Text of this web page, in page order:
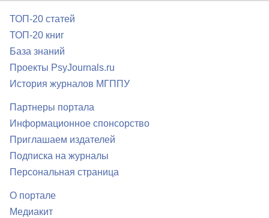
ТОП-20 статей
ТОП-20 книг
База знаний
Проекты PsyJournals.ru
История журналов МГППУ
Партнеры портала
Информационное спонсорство
Приглашаем издателей
Подписка на журналы
Персональная страница
О портале
Медиакит